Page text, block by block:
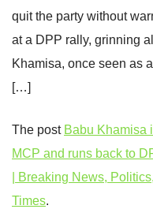
quit the party without
at a DPP rally, grinning
Khamisa, once seen as
[…]
The post Babu Khamisa
MCP and runs back to
| Breaking News,
Times.